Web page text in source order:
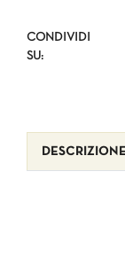
CONDIVIDI
SU: